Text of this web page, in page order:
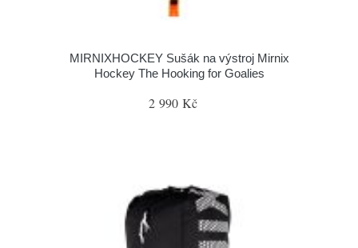
MIRNIXHOCKEY Sušák na výstroj Mirnix
Hockey The Hooking for Goalies
2 990 Kč